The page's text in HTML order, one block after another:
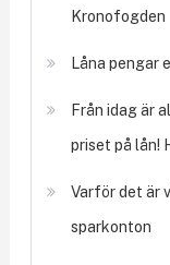
Kronofogden
Låna pengar
Från idag är
priset på lån!
Varför det är
sparkonton